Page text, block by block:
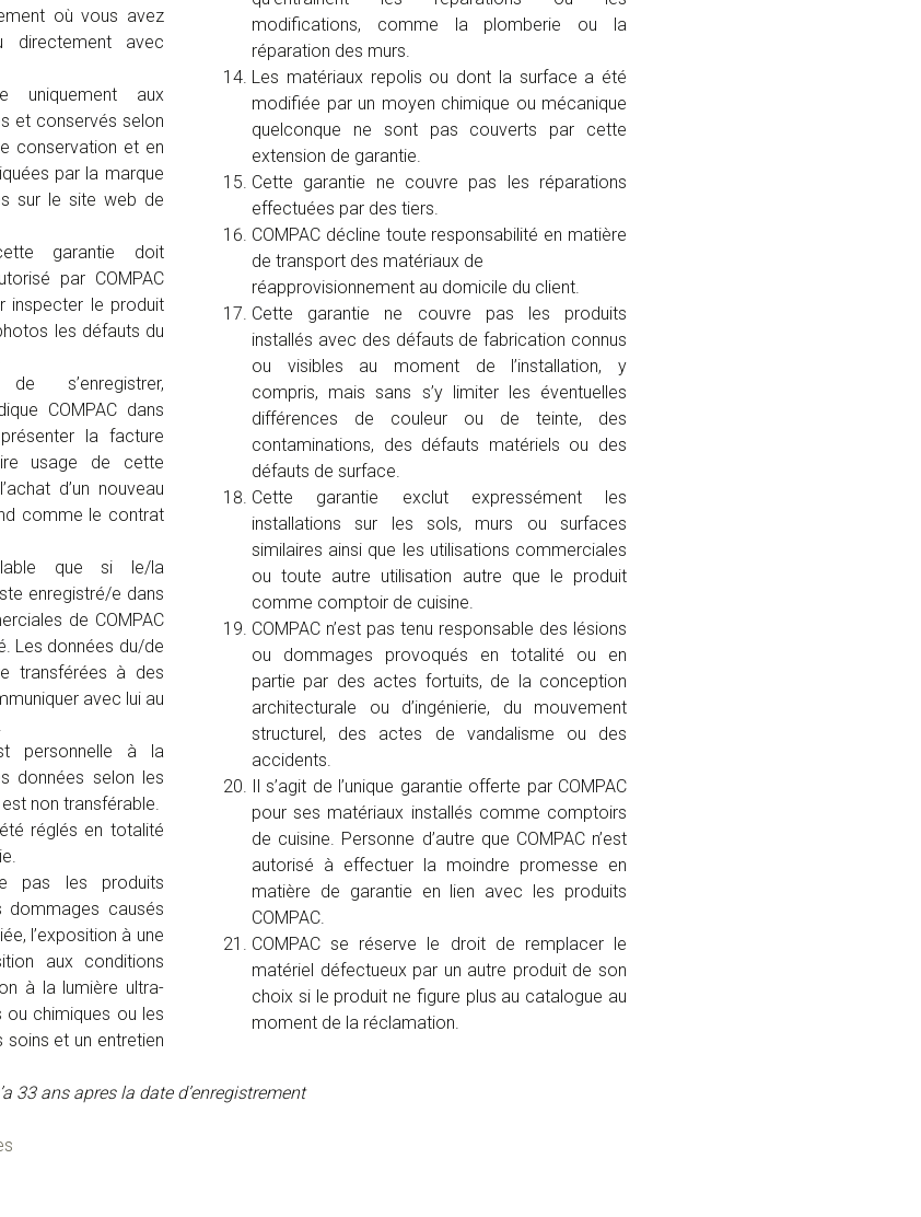
où vous avez
directement avec
uniquement aux
et conservés selon
conservation et en
par la marque
sur le site web de
garantie doit
par COMPAC
inspecter le produit
les défauts du
s’enregistrer,
COMPAC dans
la facture
usage de cette
d’un nouveau
comme le contrat
que si le/la
enregistré/e dans
de COMPAC
Les données du/de
transférées à des
avec lui au
personnelle à la
données selon les
non transférable.
réglés en totalité
pas les produits
dommages causés
l’exposition à une
aux conditions
à la lumière ultra-
ou chimiques ou les
et un entretien
modifications, comme la plomberie ou la
réparation des murs.
Les matériaux repolis ou dont la surface a été
modifiée par un moyen chimique ou mécanique
quelconque ne sont pas couverts par cette
extension de garantie.
Cette garantie ne couvre pas les réparations
effectuées par des tiers.
COMPAC décline toute responsabilité en matière
de transport des matériaux de
réapprovisionnement au domicile du client.
Cette garantie ne couvre pas les produits
installés avec des défauts de fabrication connus
ou visibles au moment de l’installation, y
compris, mais sans s’y limiter les éventuelles
différences de couleur ou de teinte, des
contaminations, des défauts matériels ou des
défauts de surface.
Cette garantie exclut expressément les
installations sur les sols, murs ou surfaces
similaires ainsi que les utilisations commerciales
ou toute autre utilisation autre que le produit
comme comptoir de cuisine.
COMPAC n’est pas tenu responsable des lésions
ou dommages provoqués en totalité ou en
partie par des actes fortuits, de la conception
architecturale ou d’ingénierie, du mouvement
structurel, des actes de vandalisme ou des
accidents.
Il s’agit de l’unique garantie offerte par COMPAC
pour ses matériaux installés comme comptoirs
de cuisine. Personne d’autre que COMPAC n’est
autorisé à effectuer la moindre promesse en
matière de garantie en lien avec les produits
COMPAC.
COMPAC se réserve le droit de remplacer le
matériel défectueux par un autre produit de son
choix si le produit ne figure plus au catalogue au
moment de la réclamation.
33 ans apres la date d’enregistrement